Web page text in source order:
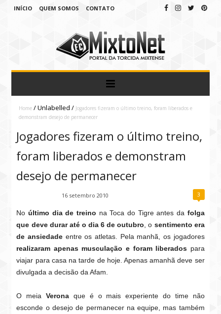
INÍCIO QUEM SOMOS CONTATO
Home /Unlabelled/ Jogadores fizeram o último treino, foram liberados e
demonstram desejo de permanecer
Jogadores fizeram o último treino,
foram liberados e demonstram
desejo de permanecer
16 setembro 2010 3
Noúltimo dia de treino na Toca do Tigre antes da folga
que deve durar até o dia 6 de outubro , o sentimento era
de ansiedade entre os atletas. Pela manhã, os jogadores
realizaram apenas musculação e foram liberados para
viajar para casa na tarde de hoje. Apenas amanhã deve ser
divulgada a decisão da Afam.
O meiaVerona que é o mais experiente do time não
esconde o desejo de permanecer na equipe, mas também